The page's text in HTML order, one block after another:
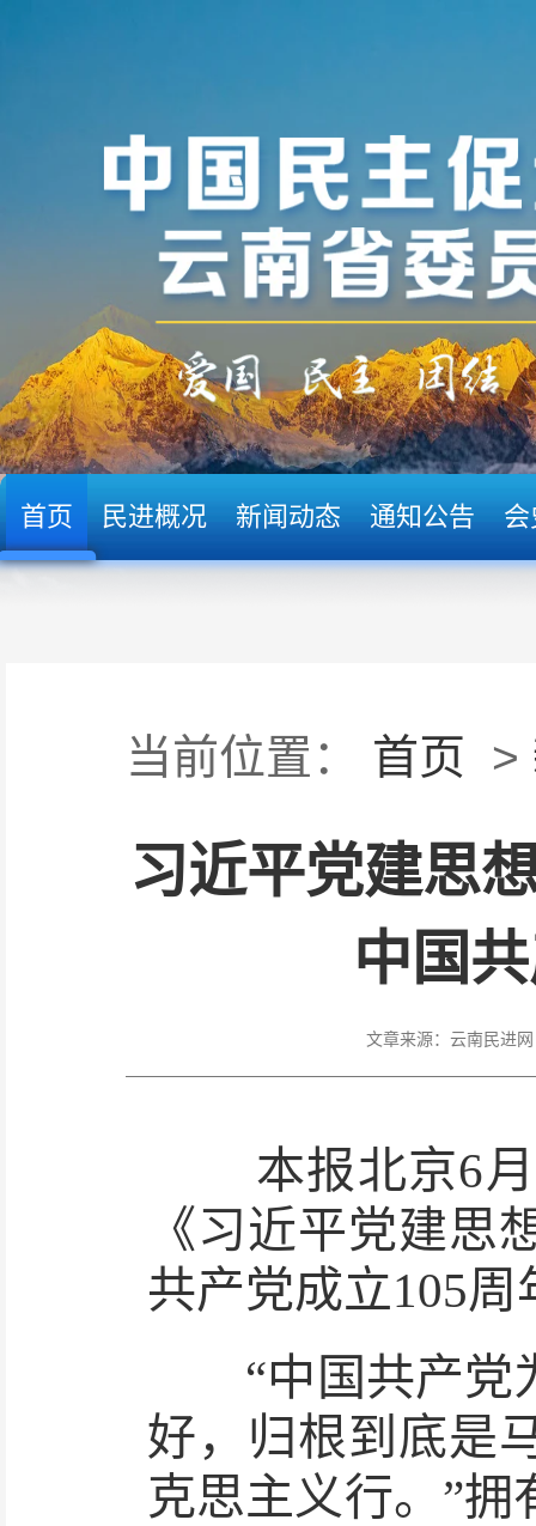
首页 民进概况 新闻动态 通知公告 会
当前位置： 首页 >
习近平党建思
中国
文章来源： 云南民进网
本报北京6月
《习近平党建
共产党成立105
“中国共产党为
好，归根到底是
克思主义行。”